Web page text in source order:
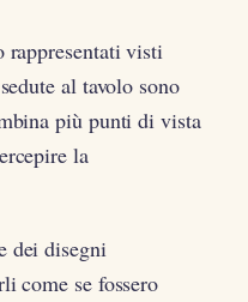
visti
al tavolo sono
più punti di vista
la
dei disegni
come se fossero